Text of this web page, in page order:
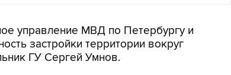
управление МВД по Петербургу и
застройки территории вокруг
ГУ Сергей Умнов.